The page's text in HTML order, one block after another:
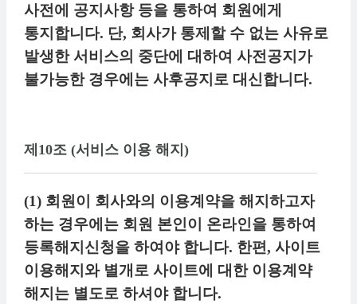
사전에 공지사항 등을 통하여 회원에게
통지합니다. 단, 회사가 통제할 수 없는 사유로
발생한 서비스의 중단에 대하여 사전공지가
불가능한 경우에는 사후공지로 대신합니다.
제10조 (서비스 이용 해지)
(1) 회원이 회사와의 이용계약을 해지하고자
하는 경우에는 회원 본인이 온라인을 통하여
등록해지신청을 하여야 합니다. 한편, 사이트
이용해지와 별개로 사이트에 대한 이용계약
해지는 별도로 하셔야 합니다.